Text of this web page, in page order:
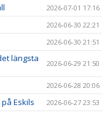
2026-07-01 17:16
2026-06-30 22:21
2026-06-30 21:51
längsta
2026-06-29 21:50
2026-06-28 20:06
Eskils 2026-06-27 23:53